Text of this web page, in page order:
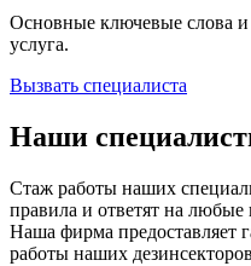
Основные ключевые слова и
услуга.
Вызвать специалиста
Наши
Стаж работы наших
правила и ответят на
Наша фирма предоставляет
работы наших